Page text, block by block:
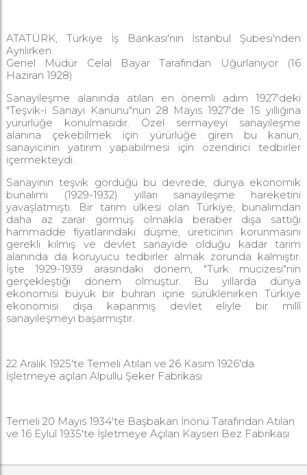
ATATÜRK, Türkiye İş Bankası'nın İstanbul Şubesi'nden
Ayrılırken
Genel Müdür Celal Bayar Tarafından Uğurlanıyor (16
Haziran 1928)
Sanayileşme alanında atılan en önemli adım 1927'deki
"Teşvik-i Sanayi Kanunu"nun 28 Mayıs 1927'de 15 yıllığına
yürürlüğe konulmasıdır. Özel sermayeyi sanayileşme
alanına çekebilmek için yürürlüğe giren bu kanun,
sanayicinin yatırım yapabilmesi için özendirici tedbirler
içermekteydi.
Sanayinin teşvik gördüğü bu devrede, dünya ekonomik
bunalımı (1929-1932) yılları sanayileşme hareketini
yavaşlatmıştı. Bir tarım ülkesi olan Türkiye, bunalımdan
daha az zarar görmüş olmakla beraber dışa sattığı
hammadde fiyatlarındaki düşme, üreticinin korunmasını
gerekli kılmış ve devlet sanayide olduğu kadar tarım
alanında da koruyucu tedbirler almak zorunda kalmıştır.
İşte 1929-1939 arasındaki dönem, "Türk mucizesi"nin
gerçekleştiği dönem olmuştur. Bu yıllarda dünya
ekonomisi büyük bir buhran içine sürüklenirken Türkiye
ekonomisi dışa kapanmış devlet eliyle bir millî
sanayileşmeyi başarmıştır.
22 Aralık 1925'te Temeli Atılan ve 26 Kasım 1926'da
İşletmeye açılan Alpullu Şeker Fabrikası
Temeli 20 Mayıs 1934'te Başbakan İnönü Tarafından Atılan
ve 16 Eylül 1935'te İşletmeye Açılan Kayseri Bez Fabrikası